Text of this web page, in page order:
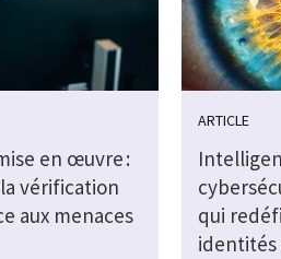
en œuvre :
vérification
aux menaces
ARTICLE
qui
identités